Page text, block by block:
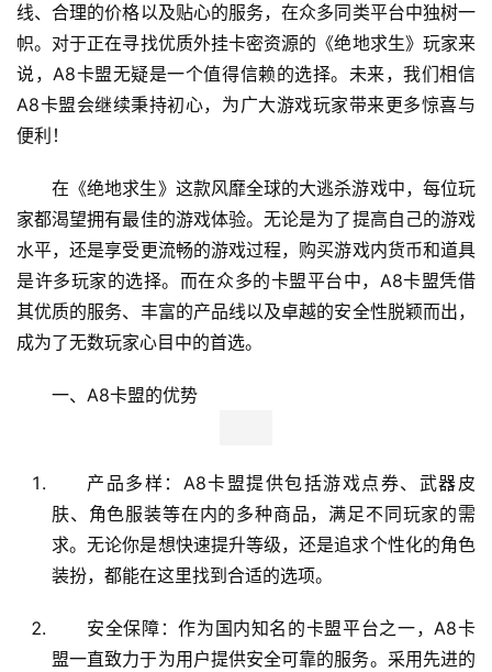
线、合理的价格以及贴心的服务，在众多同类平台中独树一
帜。对于正在寻找优质外挂卡密资源的《绝地求生》玩家来
说，A8卡盟无疑是一个值得信赖的选择。未来，我们相信
A8卡盟会继续秉持初心，为广大游戏玩家带来更多惊喜与
便利！
在《绝地求生》这款风靡全球的大逃杀游戏中，每位玩
家都渴望拥有最佳的游戏体验。无论是为了提高自己的游戏
水平，还是享受更流畅的游戏过程，购买游戏内货币和道具
是许多玩家的选择。而在众多的卡盟平台中，A8卡盟凭借
其优质的服务、丰富的产品线以及卓越的安全性脱颖而出，
成为了无数玩家心目中的首选。
一、A8卡盟的优势
产品多样：A8卡盟提供包括游戏点券、武器皮
肤、角色服装等在内的多种商品，满足不同玩家的需
求。无论你是想快速提升等级，还是追求个性化的角色
装扮，都能在这里找到合适的选项。
安全保障：作为国内知名的卡盟平台之一，A8卡
盟一直致力于为用户提供安全可靠的服务。采用先进的